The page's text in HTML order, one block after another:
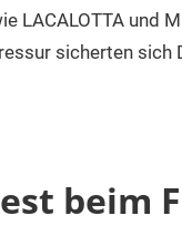
LACALOTTA und
sicherten sich
beim